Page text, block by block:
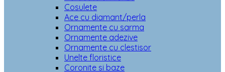
Cosulete
Ace cu diamant/perla
Ornamente cu sarma
Ornamente adezive
Ornamente cu clestisor
Unelte floristice
Coronite si baze